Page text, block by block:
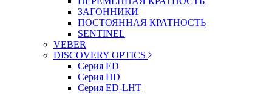
ЗАГОННИКИ
ПОСТОЯННАЯ КРАТНОСТЬ
SENTINEL
VEBER
DISCOVERY OPTICS
Серия ED
Серия HD
Серия ED-LHT